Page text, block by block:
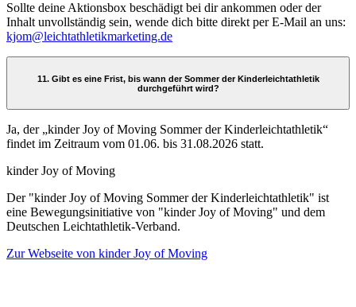
Sollte deine Aktionsbox beschädigt bei dir ankommen oder der
Inhalt unvollständig sein, wende dich bitte direkt per E-Mail an uns:
kjom@leichtathletikmarketing.de
11. Gibt es eine Frist, bis wann der Sommer der Kinderleichtathletik
durchgeführt wird?
Ja, der „kinder Joy of Moving Sommer der Kinderleichtathletik“
findet im Zeitraum vom 01.06. bis 31.08.2026 statt.
kinder Joy of Moving
Der "kinder Joy of Moving Sommer der Kinderleichtathletik" ist
eine Bewegungsinitiative von "kinder Joy of Moving" und dem
Deutschen Leichtathletik-Verband.
Zur Webseite von kinder Joy of Moving